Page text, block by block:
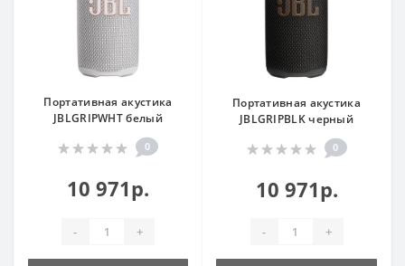
Портативная акустика
JBLGRIPWHT белый
0
10 971р.
- +
Портативная акустика
JBLGRIPBLK черный
0
10 971р.
- +